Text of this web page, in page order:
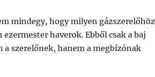
mindegy, hogy milyen gázszerelőhöz
haverok. Ebből csak a baj
a szerelőnek, hanem a megbízónak